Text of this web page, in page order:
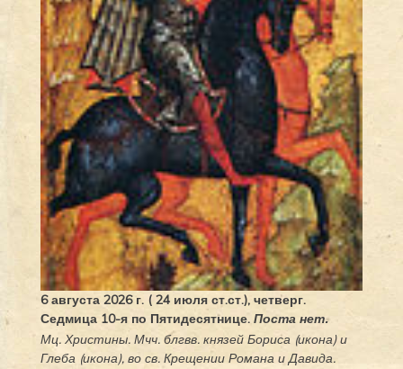
6 августа 2026 г. ( 24 июля ст.ст.), четверг.
Седмица 10-я по Пятидесятнице. Поста нет.
Мц. Христины. Мчч. блгвв. князей Бориса(икона) и
Глеба(икона), во св. Крещении Романа и Давида.